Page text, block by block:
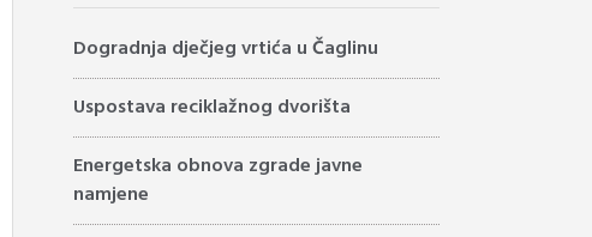
Dogradnja dječjeg vrtića u Čaglinu
Uspostava reciklažnog dvorišta
Energetska obnova zgrade javne
namjene